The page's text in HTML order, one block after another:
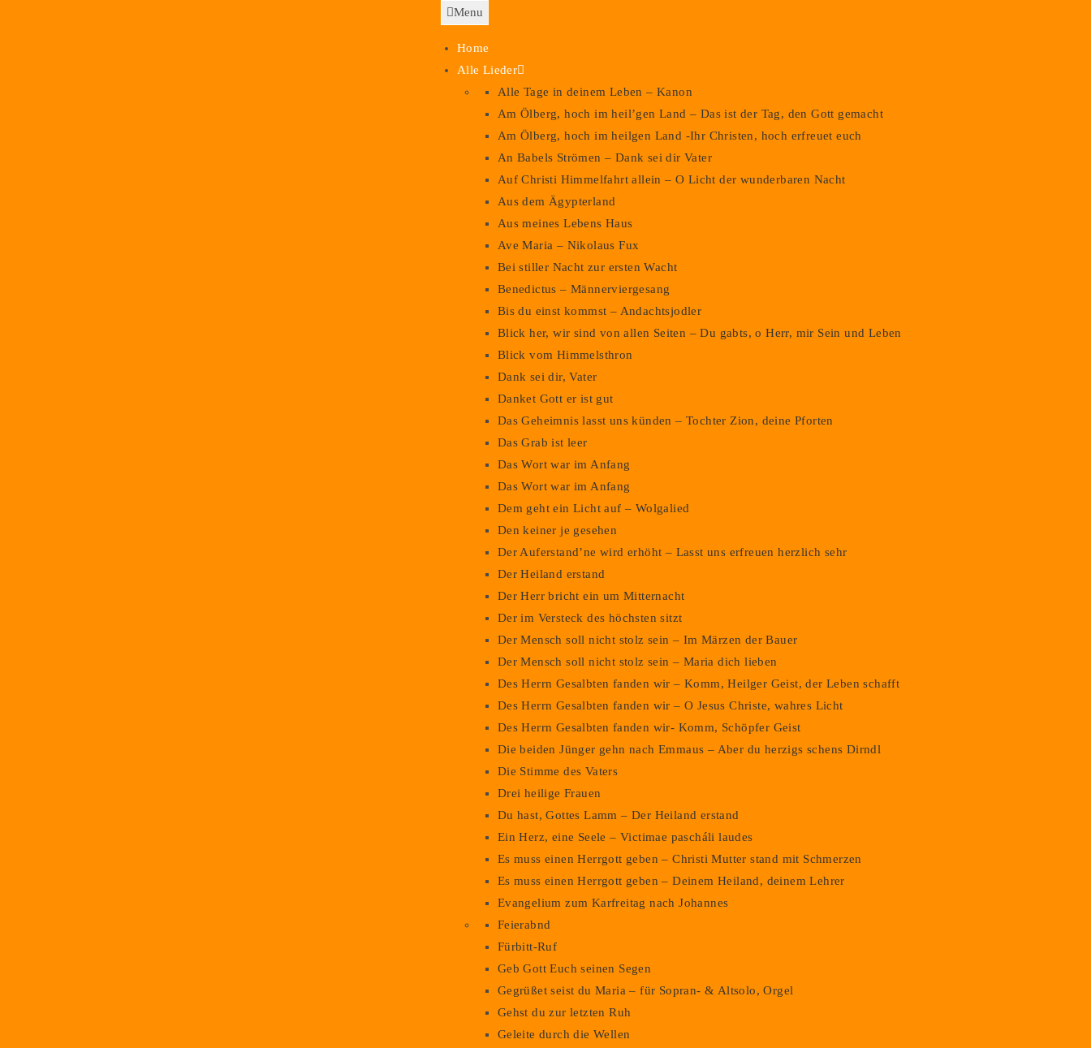
Menu
Home
Alle Lieder
Alle Tage in deinem Leben – Kanon
Am Ölberg, hoch im heil’gen Land – Das ist der Tag, den Gott gemacht
Am Ölberg, hoch im heilgen Land -Ihr Christen, hoch erfreuet euch
An Babels Strömen – Dank sei dir Vater
Auf Christi Himmelfahrt allein – O Licht der wunderbaren Nacht
Aus dem Ägypterland
Aus meines Lebens Haus
Ave Maria – Nikolaus Fux
Bei stiller Nacht zur ersten Wacht
Benedictus – Männerviergesang
Bis du einst kommst – Andachtsjodler
Blick her, wir sind von allen Seiten – Du gabts, o Herr, mir Sein und Leben
Blick vom Himmelsthron
Dank sei dir, Vater
Danket Gott er ist gut
Das Geheimnis lasst uns künden – Tochter Zion, deine Pforten
Das Grab ist leer
Das Wort war im Anfang
Das Wort war im Anfang
Dem geht ein Licht auf – Wolgalied
Den keiner je gesehen
Der Auferstand’ne wird erhöht – Lasst uns erfreuen herzlich sehr
Der Heiland erstand
Der Herr bricht ein um Mitternacht
Der im Versteck des höchsten sitzt
Der Mensch soll nicht stolz sein – Im Märzen der Bauer
Der Mensch soll nicht stolz sein – Maria dich lieben
Des Herrn Gesalbten fanden wir – Komm, Heilger Geist, der Leben schafft
Des Herrn Gesalbten fanden wir – O Jesus Christe, wahres Licht
Des Herrn Gesalbten fanden wir- Komm, Schöpfer Geist
Die beiden Jünger gehn nach Emmaus – Aber du herzigs schens Dirndl
Die Stimme des Vaters
Drei heilige Frauen
Du hast, Gottes Lamm – Der Heiland erstand
Ein Herz, eine Seele – Victimae pascháli laudes
Es muss einen Herrgott geben – Christi Mutter stand mit Schmerzen
Es muss einen Herrgott geben – Deinem Heiland, deinem Lehrer
Evangelium zum Karfreitag nach Johannes
Feierabnd
Fürbitt-Ruf
Geb Gott Euch seinen Segen
Gegrüßet seist du Maria – für Sopran- & Altsolo, Orgel
Gehst du zur letzten Ruh
Geleite durch die Wellen